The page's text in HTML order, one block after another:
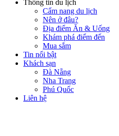
Thông tin du lịch
Cẩm nang du lịch
Nên ở đâu?
Địa điểm Ăn & Uống
Khám phá điểm đến
Mua sắm
Tin nổi bật
Khách sạn
Đà Nẵng
Nha Trang
Phú Quốc
Liên hệ